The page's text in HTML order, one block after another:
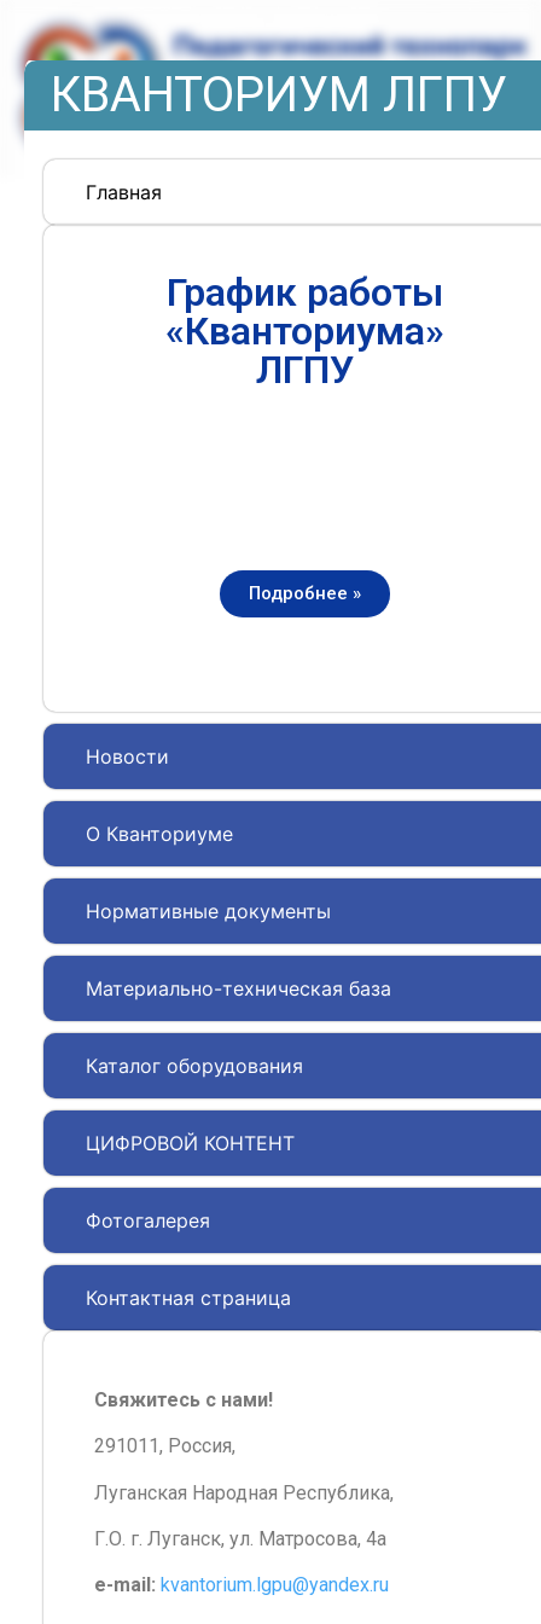
КВАНТОРИУМ ЛГПУ
Главная
Новости
О Кванториуме
Нормативные документы
Материально-техническая база
Каталог оборудования
ЦИФРОВОЙ КОНТЕНТ
Фотогалерея
Контактная страница
График работы
«Кванториума»
ЛГПУ
Подробнее »
Свяжитесь с нами!
291011, Россия,
Луганская Народная Республика,
Г.О. г. Луганск, ул. Матросова, 4а
e-mail: kvantorium.lgpu@yandex.ru